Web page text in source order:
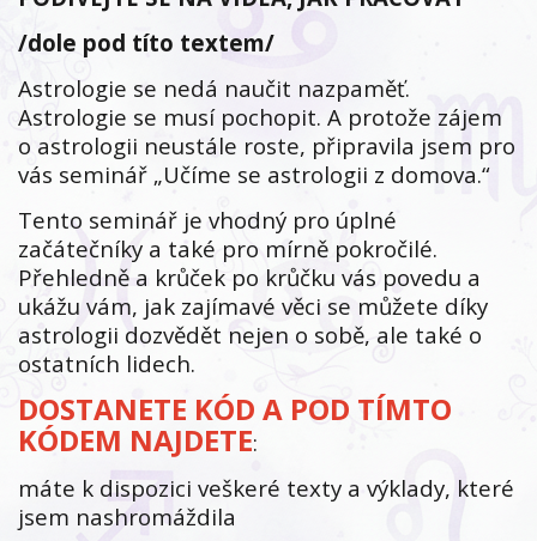
/dole pod títo textem/
Astrologie se nedá naučit nazpaměť.
Astrologie se musí pochopit. A protože zájem
o astrologii neustále roste, připravila jsem pro
vás seminář „Učíme se astrologii z domova.“
Tento seminář je vhodný pro úplné
začátečníky a také pro mírně pokročilé.
Přehledně a krůček po krůčku vás povedu a
ukážu vám, jak zajímavé věci se můžete díky
astrologii dozvědět nejen o sobě, ale také o
ostatních lidech.
DOSTANETE KÓD A POD TÍMTO
KÓDEM NAJDETE:
máte k dispozici veškeré texty a výklady, které
jsem nashromáždila